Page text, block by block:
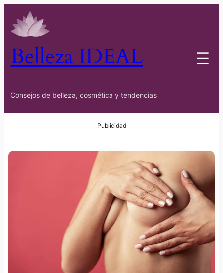
Belleza IDEAL
Consejos de belleza, cosmética y tendencias